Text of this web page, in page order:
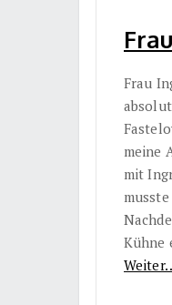
Frau
meine
mit
Kühne